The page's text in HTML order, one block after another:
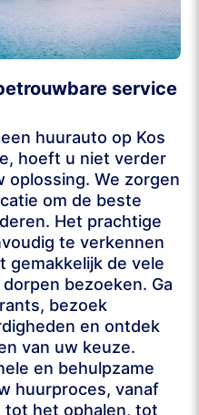
service
huurauto op Kos
hoeft u niet verder
oplossing. We zorgen
om de beste
Het prachtige
te verkennen
gemakkelijk de vele
bezoeken. Ga
bezoek
en ontdek
van uw keuze.
en behulpzame
huurproces, vanaf
tot het ophalen, tot